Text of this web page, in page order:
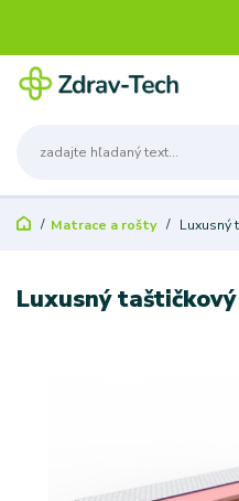
Matrace a rošty Luxusný
Luxusný